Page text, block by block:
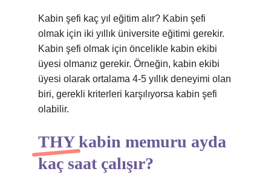
Kabin şefi kaç yıl eğitim alır? Kabin şefi
olmak için iki yıllık üniversite eğitimi gerekir.
Kabin şefi olmak için öncelikle kabin ekibi
üyesi olmanız gerekir. Örneğin, kabin ekibi
üyesi olarak ortalama 4-5 yıllık deneyimi olan
biri, gerekli kriterleri karşılıyorsa kabin şefi
olabilir.
THY kabin memuru ayda
kaç saat çalışır?